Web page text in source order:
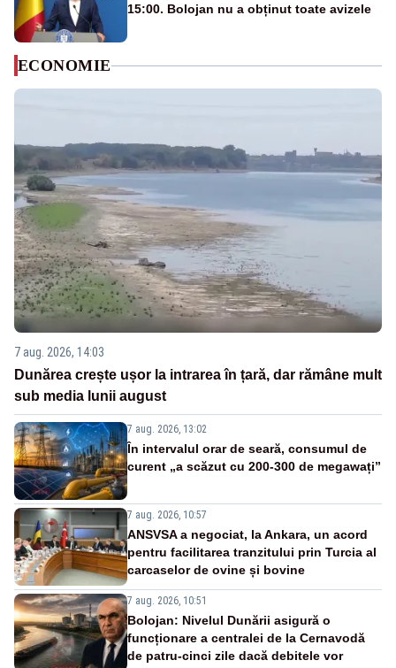
15:00. Bolojan nu a obținut toate avizele
ECONOMIE
7 aug. 2026, 14:03
Dunărea crește ușor la intrarea în țară, dar rămâne mult
sub media lunii august
7 aug. 2026, 13:02
În intervalul orar de seară, consumul de
curent „a scăzut cu 200-300 de megawați”
7 aug. 2026, 10:57
ANSVSA a negociat, la Ankara, un acord
pentru facilitarea tranzitului prin Turcia al
carcaselor de ovine și bovine
7 aug. 2026, 10:51
Bolojan: Nivelul Dunării asigură o
funcționare a centralei de la Cernavodă
de patru-cinci zile dacă debitele vor